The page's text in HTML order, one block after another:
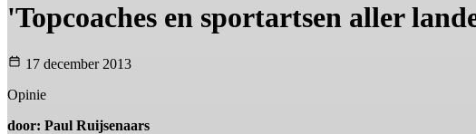
'Topcoaches en sportartsen aller
17 december 2013
Opinie
door: Paul Ruijsenaars